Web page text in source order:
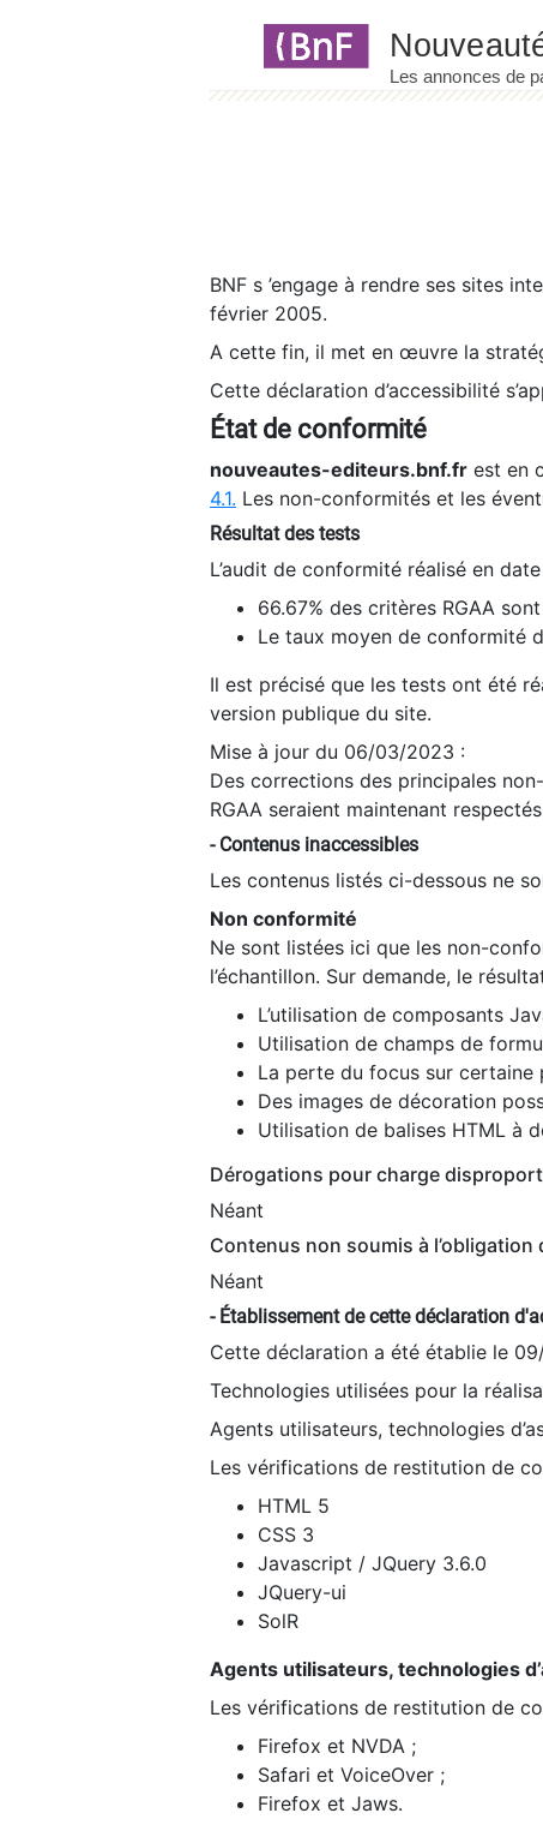
BNF s ’engage à rendre ses sites
février 2005.
A cette fin, il met en œuvre la
Cette déclaration d’accessibilité
État de conformité
nouveautes-editeurs.bnf.fr est en
4.1. Les non-conformités et les
Résultat des tests
L’audit de conformité réalisé en
66.67% des critères RGAA
Le taux moyen de conformité
Il est précisé que les tests ont été
version publique du site.
Mise à jour du 06/03/2023 :
Des corrections des principales
RGAA seraient maintenant
- Contenus inaccessibles
Les contenus listés ci-dessous ne
Non conformité
Ne sont listées ici que les non-
l’échantillon. Sur demande, le
L’utilisation de composants
Utilisation de champs de
La perte du focus sur certaine
Des images de décoration
Utilisation de balises HTML à
Dérogations pour charge
Néant
Contenus non soumis à l’obligation
Néant
- Établissement de cette déclaration
Cette déclaration a été établie le
Technologies utilisées pour la
Agents utilisateurs, technologies
Les vérifications de restitution de
HTML 5
CSS 3
Javascript / JQuery 3.6.0
JQuery-ui
SolR
Agents utilisateurs, technologies
Les vérifications de restitution de
Firefox et NVDA ;
Safari et VoiceOver ;
Firefox et Jaws.